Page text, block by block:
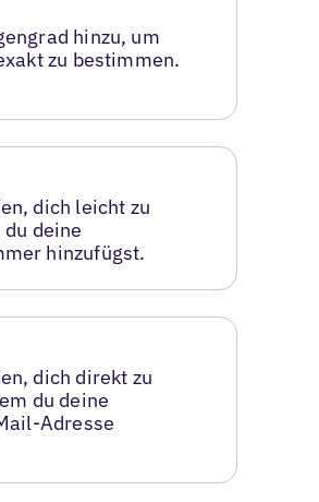
hinzu, um
zu bestimmen.
dich leicht zu
deine
hinzufügst.
dich direkt zu
du deine
Adresse